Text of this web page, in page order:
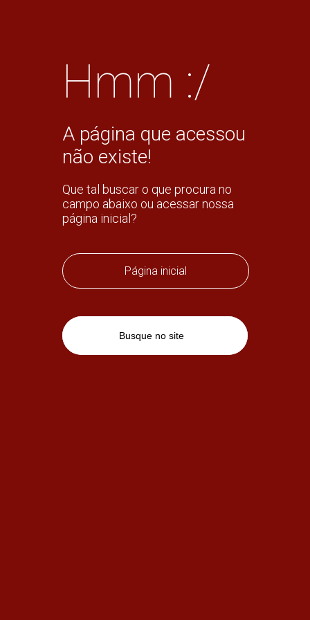
Hmm :/
A página que acessou
não existe!
Que tal buscar o que procura no
campo abaixo ou acessar nossa
página inicial?
Página inicial